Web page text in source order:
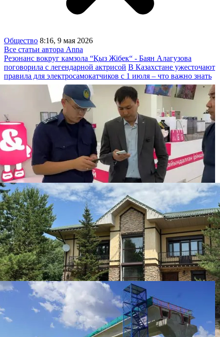
Общество 8:16, 9 мая 2026
Все статьи автора Anna
Резонанс вокруг камзола “Қыз Жібек“ - Баян Алагузова
поговорила с легендарной актрисой В Казахстане ужесточают
правила для электросамокатчиков с 1 июля – что важно знать
оштрафовали на 86 500 тенге за
раздачу мороженого детям